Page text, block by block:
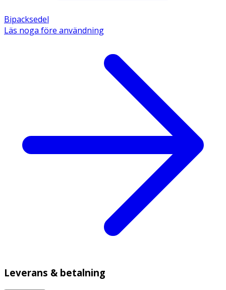
Bipacksedel
Läs noga före användning
Leverans & betalning